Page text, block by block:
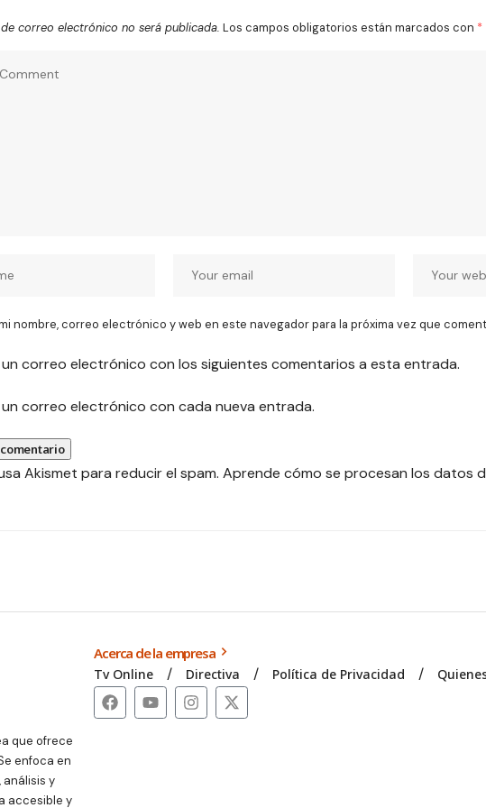
correo electrónico no será publicada. Los campos obligatorios están marcados con *
nombre, correo electrónico y web en este navegador para la próxima vez que
un correo electrónico con los siguientes comentarios a esta entrada.
un correo electrónico con cada nueva entrada.
Akismet para reducir el spam. Aprende cómo se procesan los datos
que ofrece
enfoca en
y
accesible y
Acerca de la empresa
Tv Online Directiva Política de Privacidad